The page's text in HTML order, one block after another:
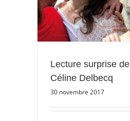
Lecture surprise de
Céline Delbecq
30 novembre 2017